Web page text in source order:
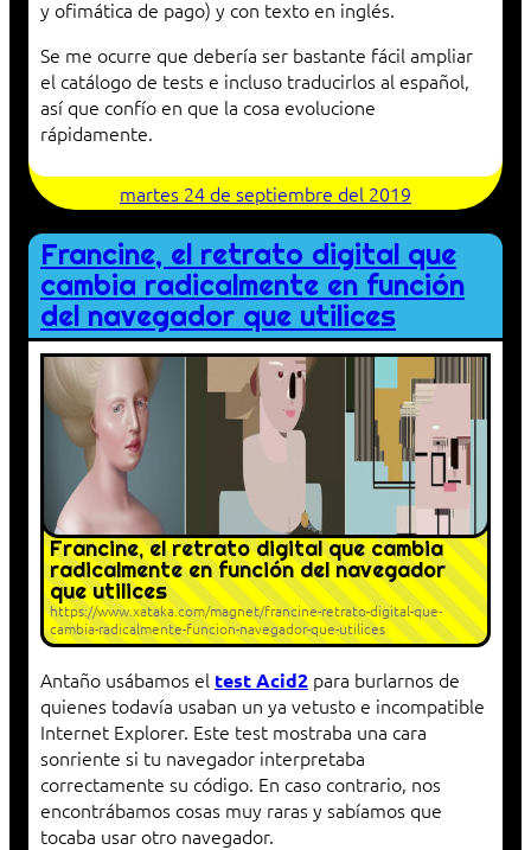
y ofimática de pago) y con texto en inglés.
Se me ocurre que debería ser bastante fácil ampliar
el catálogo de tests e incluso traducirlos al español,
así que confío en que la cosa evolucione
rápidamente.
martes 24 de septiembre del 2019
Francine, el retrato digital que
cambia radicalmente en función
del navegador que utilices
Francine, el retrato digital que cambia
radicalmente en función del navegador
que utilices
https://www.xataka.com/magnet/francine-retrato-digital-que-
cambia-radicalmente-funcion-navegador-que-utilices
Antaño usábamos el test Acid2 para burlarnos de
quienes todavía usaban un ya vetusto e incompatible
Internet Explorer. Este test mostraba una cara
sonriente si tu navegador interpretaba
correctamente su código. En caso contrario, nos
encontrábamos cosas muy raras y sabíamos que
tocaba usar otro navegador.